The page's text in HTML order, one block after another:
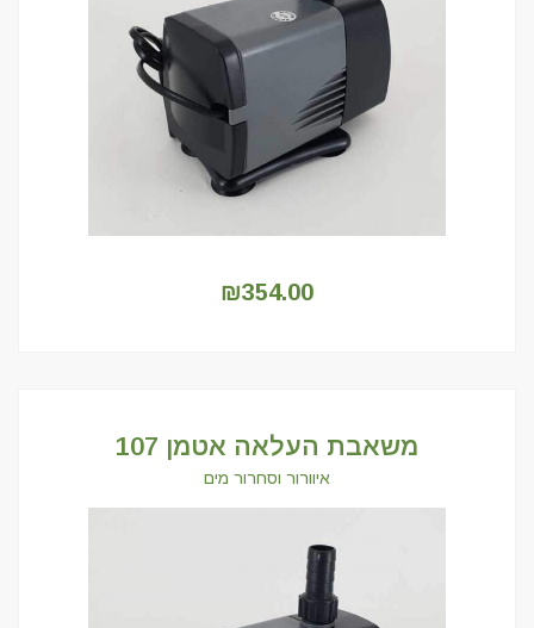
₪354.00
משאבת העלאה אטמן 107
איוורור וסחרור מים